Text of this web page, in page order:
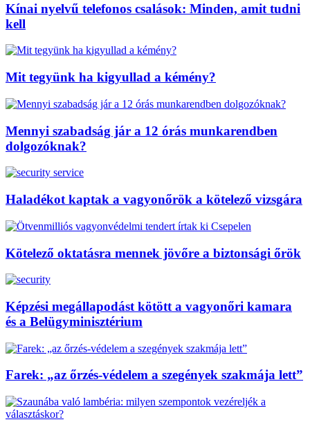
Kínai nyelvű telefonos csalások: Minden, amit tudni
kell
Mit tegyünk ha kigyullad a kémény?
Mennyi szabadság jár a 12 órás munkarendben
dolgozóknak?
Haladékot kaptak a vagyonőrök a kötelező vizsgára
Kötelező oktatásra mennek jövőre a biztonsági őrök
Képzési megállapodást kötött a vagyonőri kamara
és a Belügyminisztérium
Farek: „az őrzés-védelem a szegények szakmája lett”